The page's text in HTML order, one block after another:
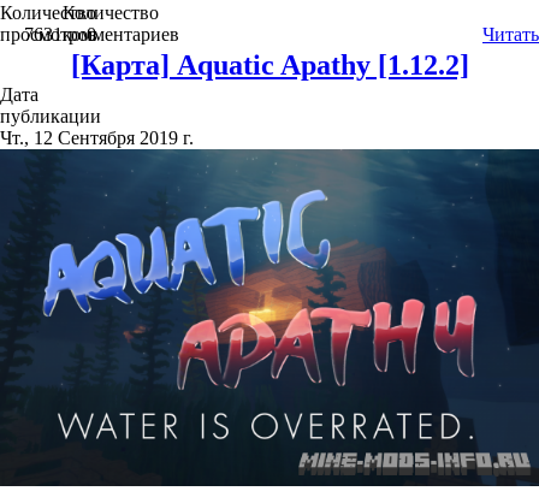
Количество
просмотров
7631
Количество
комментариев
0 Читать
[Карта] Aquatic Apathy [1.12.2]
Дата
публикации
Чт., 12 Сентября 2019 г.